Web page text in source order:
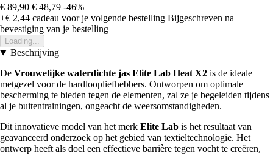
€ 89,90 € 48,79 -46%
+€ 2,44 cadeau voor je volgende bestelling Bijgeschreven na
bevestiging van je bestelling
Loading...
Beschrijving
De Vrouwelijke waterdichte jas Elite Lab Heat X2 is de ideale
metgezel voor de hardloopliefhebbers. Ontworpen om optimale
bescherming te bieden tegen de elementen, zal ze je begeleiden tijdens
al je buitentrainingen, ongeacht de weersomstandigheden.
Dit innovatieve model van het merk Elite Lab is het resultaat van
geavanceerd onderzoek op het gebied van textieltechnologie. Het
ontwerp heeft als doel een effectieve barrière tegen vocht te creëren,